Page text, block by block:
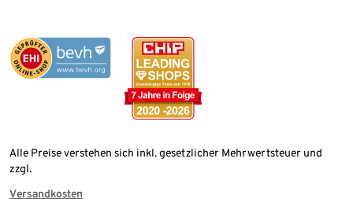
Alle Preise verstehen sich inkl. gesetzlicher Mehrwertsteuer und
zzgl.
Versandkosten